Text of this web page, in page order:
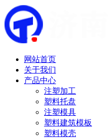
网站首页
关于我们
产品中心
注塑加工
塑料托盘
注塑模具
塑料建筑模板
塑料模壳